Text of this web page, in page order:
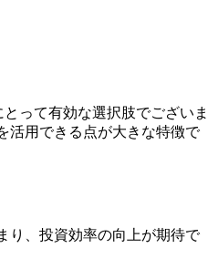
って有効な選択肢でございま
活用できる点が大きな特徴で
り、投資効率の向上が期待で